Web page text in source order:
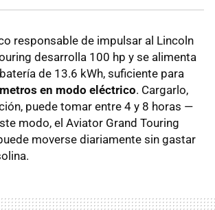
responsable de impulsar al Lincoln
desarrolla 100 hp y se alimenta
de 13.6 kWh, suficiente para
en modo eléctrico. Cargarlo,
puede tomar entre 4 y 8 horas —
modo, el Aviator Grand Touring
moverse diariamente sin gastar